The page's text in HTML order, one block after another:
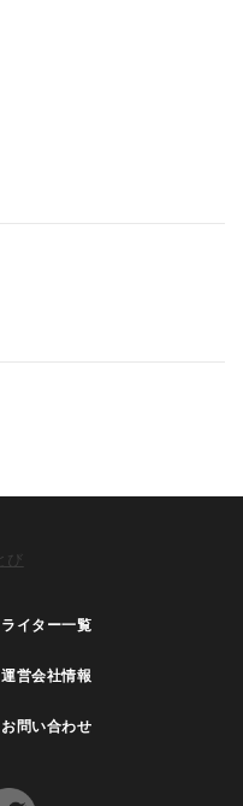
ライター一覧
運営会社情報
お問い合わせ